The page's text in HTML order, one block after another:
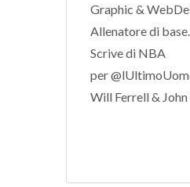
Graphic &
Allenatore di base.
Scrive di NBA
per
Will Ferrell &